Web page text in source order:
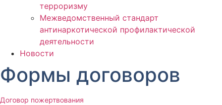
терроризму
Межведомственный стандарт
антинаркотической профилактической
деятельности
Новости
Формы договоров
Договор пожертвования